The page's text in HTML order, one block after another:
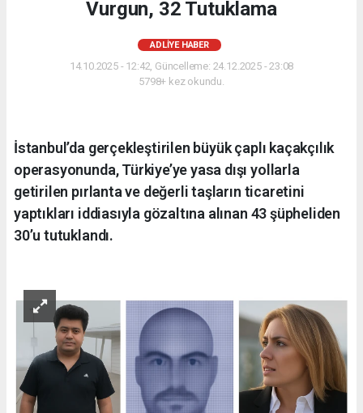
Vurgun, 32 Tutuklama
ADLIYE HABER
14.10.2025 - 12:42, Güncelleme: 24.12.2025 - 23:08
5798+ kez okundu.
İstanbul’da gerçekleştirilen büyük çaplı kaçakçılık
operasyonunda, Türkiye’ye yasa dışı yollarla
getirilen pırlanta ve değerli taşların ticaretini
yaptıkları iddiasıyla gözaltına alınan 43 şüpheliden
30’u tutuklandı.